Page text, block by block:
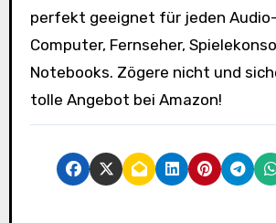
perfekt geeignet für jeden
Computer, Fernseher,
Notebooks. Zögere nicht und
tolle Angebot bei Amazon!